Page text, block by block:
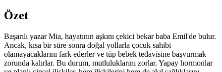
Özet
Başarılı yazar Mia, hayatının aşkını çekici bekar baba Emil'de bulur.
Ancak, kısa bir süre sonra doğal yollarla çocuk sahibi
olamayacaklarını fark ederler ve tüp bebek tedavisine başvurmak
zorunda kalırlar. Bu durum, mutluluklarını zorlar. Yapay hormonlar